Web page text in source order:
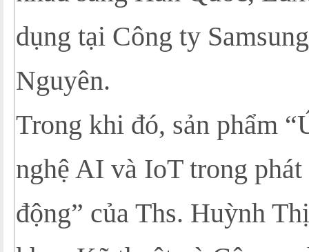
dụng tại Công ty
Nguyên.
Trong khi đó, sản phẩm
nghệ AI và IoT trong
động” của Ths. Huỳnh